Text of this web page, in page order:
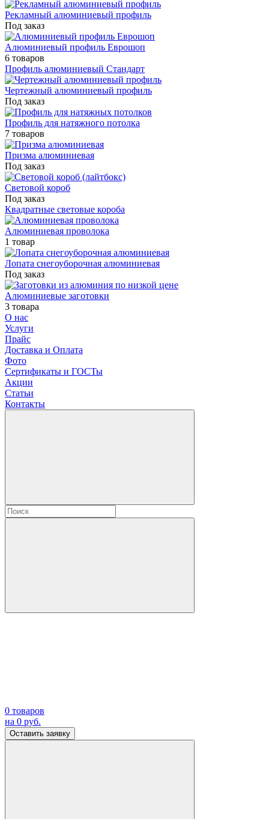
Рекламный алюминиевый профиль
Под заказ
Алюминиевый профиль Еврошоп
6 товаров
Профиль алюминиевый Стандарт
Чертежный алюминиевый профиль
Под заказ
Профиль для натяжного потолка
7 товаров
Призма алюминиевая
Под заказ
Световой короб
Под заказ
Квадратные световые короба
Алюминиевая проволока
1 товар
Лопата снегоуборочная алюминиевая
Под заказ
Алюминиевые заготовки
3 товара
О нас
Услуги
Прайс
Доставка и Оплата
Фото
Сертификаты и ГОСТы
Акции
Статьи
Контакты
0 товаров
на 0 руб.
Оставить заявку